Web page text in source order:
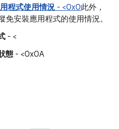
程式使用情況 - <0x0此外，
免安裝應用程式的使用情況。
- <
態- <0x0A